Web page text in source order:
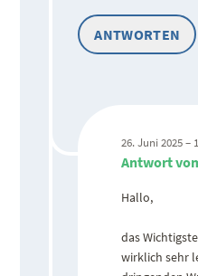
ANTWORTEN
26. Juni 2025 –
Antwort
Hallo,
das
wirklich sehr